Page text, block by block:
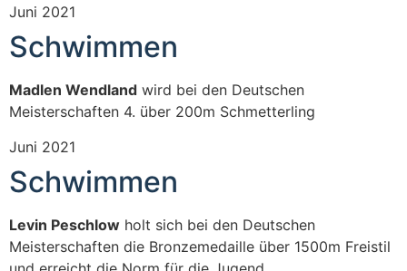
Juni 2021
Schwimmen
Madlen Wendland wird bei den Deutschen
Meisterschaften 4. über 200m Schmetterling
Juni 2021
Schwimmen
Levin Peschlow holt sich bei den Deutschen
Meisterschaften die Bronzemedaille über 1500m Freistil